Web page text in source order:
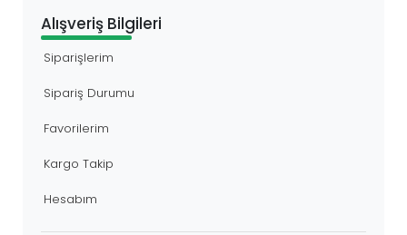
Alışveriş Bilgileri
Siparişlerim
Sipariş Durumu
Favorilerim
Kargo Takip
Hesabım